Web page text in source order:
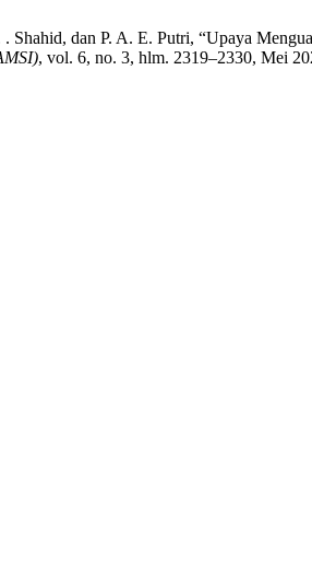
dan P. A. E. Putri, “Upaya
, vol. 6, no. 3, hlm. 2319–2330, Mei